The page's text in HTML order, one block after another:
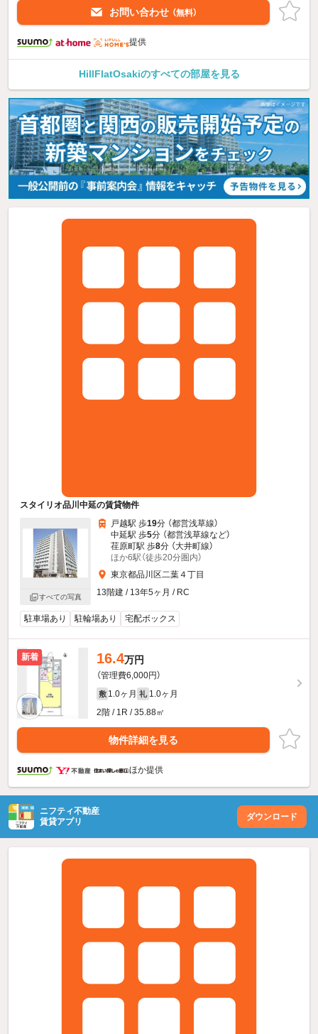
お問い合わせ （無料）
提供
HillFlatOsakiのすべての部屋を見る
スタイリオ品川中延の賃貸物件
すべての写真
戸越駅 歩19分 （都営浅草線）
中延駅 歩5分 （都営浅草線など）
荏原町駅 歩8分 （大井町線）
ほか6駅（徒歩20分圏内）
東京都品川区二葉４丁目
13階建 / 13年5ヶ月 / RC
駐車場あり 駐輪場あり 宅配ボックス
新着 16.4万円
（管理費6,000円）
敷 1.0ヶ月 礼 1.0ヶ月
2階 / 1R / 35.88㎡
物件詳細を見る
ほか提供
ニフティ不動産
賃貸アプリ
ダウンロード